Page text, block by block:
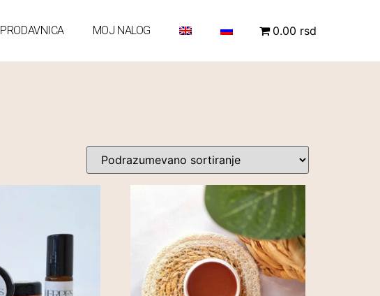
PRODAVNICA MOJ NALOG 0.00 rsd